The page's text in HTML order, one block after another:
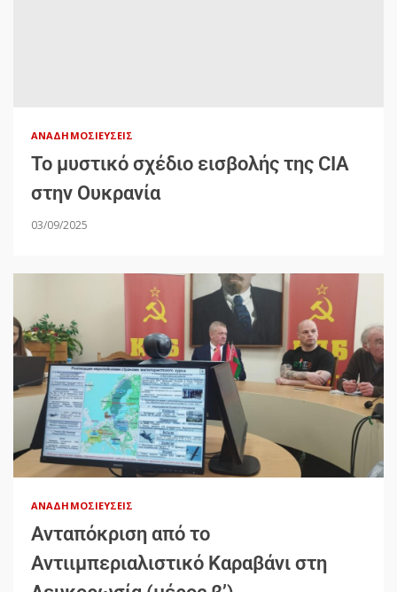
ΑΝΑΔΗΜΟΣΙΕΎΣΕΙΣ
Το μυστικό σχέδιο εισβολής της CIA
στην Ουκρανία
03/09/2025
ΑΝΑΔΗΜΟΣΙΕΎΣΕΙΣ
Ανταπόκριση από το
Αντιιμπεριαλιστικό Καραβάνι στη